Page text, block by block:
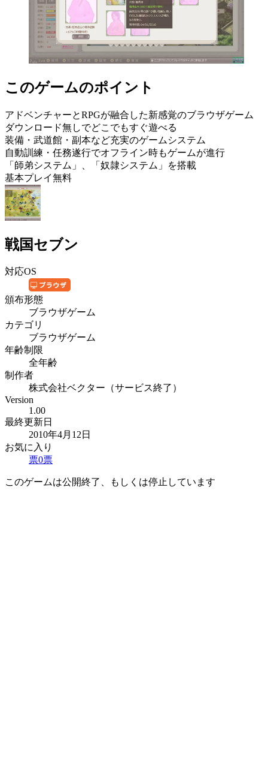
このゲームのポイント
アドベンチャーとRPGが融合した新感覚のブラウザゲーム
ダウンロード無しでどこでもすぐ遊べる
装備・武道館・副本など充実のゲームシステム
自動訓練・任務遂行でオフライン時もゲームが進行
「師弟システム」、「奴隷システム」を搭載
基本プレイ無料
戦国セブン
対応OS
頒布形態
ブラウザゲーム
カテゴリ
ブラウザゲーム
年齢制限
全年齢
制作者
株式会社ベクター（サービス終了）
Version
1.00
最終更新日
2010年4月12日
お気に入り
票0票
このゲームは公開終了、もしくは停止しています